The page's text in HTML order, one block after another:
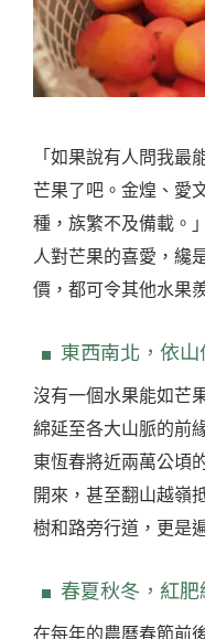
「如果說有人問我最
芒果了吧。金煌、愛
種，族繁不及備載。
人對芒果的喜愛，纔
價，都可令其他水果
東西南北，依
沒有一個水果能如芒
綿延至各大山脈的前
東恆春將近兩萬公頃
開來，甚至翻山越嶺
樹和路旁行道，更是
春夏秋冬，紅肥
在每年的農曆春節前